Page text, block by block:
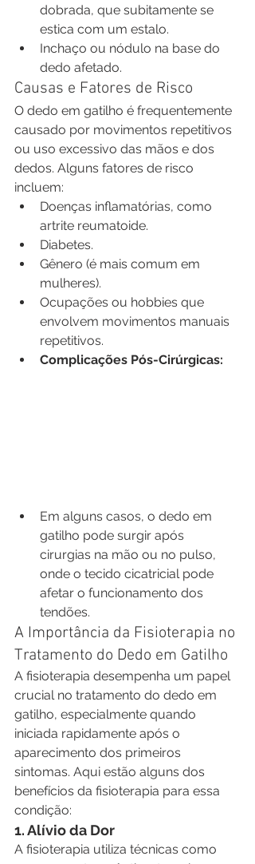
dobrada, que subitamente se
estica com um estalo.
Inchaço ou nódulo na base do
dedo afetado.
Causas e Fatores de Risco
O dedo em gatilho é frequentemente
causado por movimentos repetitivos
ou uso excessivo das mãos e dos
dedos. Alguns fatores de risco
incluem:
Doenças inflamatórias, como
artrite reumatoide.
Diabetes.
Gênero (é mais comum em
mulheres).
Ocupações ou hobbies que
envolvem movimentos manuais
repetitivos.
Complicações Pós-Cirúrgicas:
Em alguns casos, o dedo em
gatilho pode surgir após
cirurgias na mão ou no pulso,
onde o tecido cicatricial pode
afetar o funcionamento dos
tendões.
A Importância da Fisioterapia no
Tratamento do Dedo em Gatilho
A fisioterapia desempenha um papel
crucial no tratamento do dedo em
gatilho, especialmente quando
iniciada rapidamente após o
aparecimento dos primeiros
sintomas. Aqui estão alguns dos
benefícios da fisioterapia para essa
condição:
1. Alívio da Dor
A fisioterapia utiliza técnicas como